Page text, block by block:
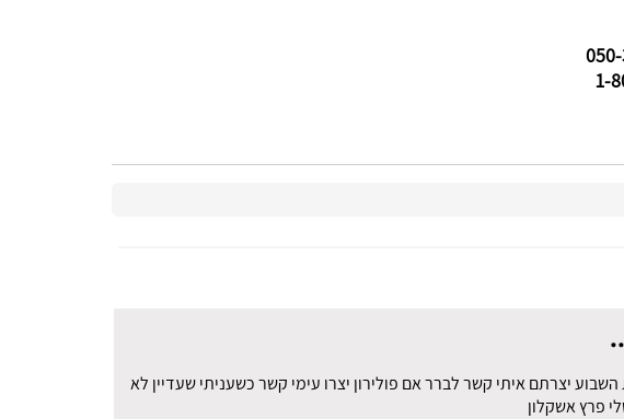
יצרתם איתי קשר לברר אם פולירון יצרו עימי קשר כשעניתי שעדיין לא
פרץ אשקלון